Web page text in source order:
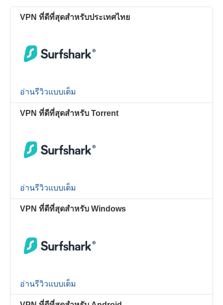
VPN ที่ดีที่สุดสำหรับประเทศไทย
อ่านรีวิวแบบเต็ม
VPN ที่ดีที่สุดสำหรับ Torrent
อ่านรีวิวแบบเต็ม
VPN ที่ดีที่สุดสำหรับ Windows
อ่านรีวิวแบบเต็ม